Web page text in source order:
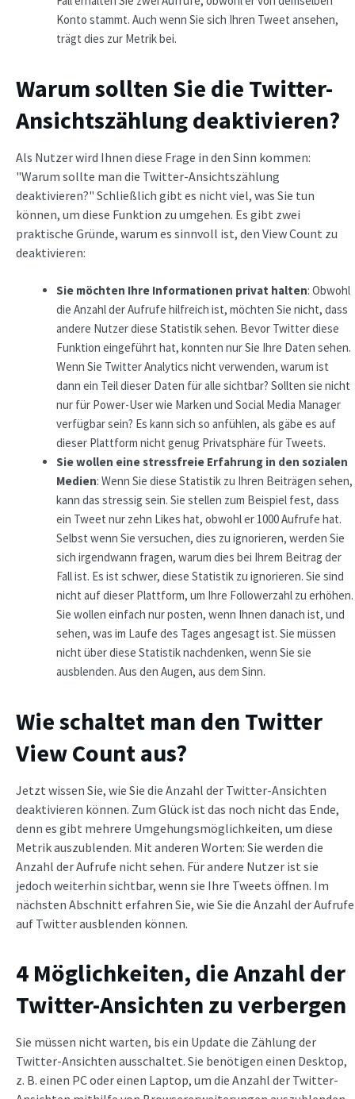
Konto stammt. Auch wenn Sie sich Ihren Tweet ansehen,
trägt dies zur Metrik bei.
Warum sollten Sie die Twitter-
Ansichtszählung deaktivieren?
Als Nutzer wird Ihnen diese Frage in den Sinn kommen:
"Warum sollte man die Twitter-Ansichtszählung
deaktivieren?" Schließlich gibt es nicht viel, was Sie tun
können, um diese Funktion zu umgehen. Es gibt zwei
praktische Gründe, warum es sinnvoll ist, den View Count zu
deaktivieren:
Sie möchten Ihre Informationen privat halten: Obwohl
die Anzahl der Aufrufe hilfreich ist, möchten Sie nicht, dass
andere Nutzer diese Statistik sehen. Bevor Twitter diese
Funktion eingeführt hat, konnten nur Sie Ihre Daten sehen.
Wenn Sie Twitter Analytics nicht verwenden, warum ist
dann ein Teil dieser Daten für alle sichtbar? Sollten sie nicht
nur für Power-User wie Marken und Social Media Manager
verfügbar sein? Es kann sich so anfühlen, als gäbe es auf
dieser Plattform nicht genug Privatsphäre für Tweets.
Sie wollen eine stressfreie Erfahrung in den sozialen
Medien: Wenn Sie diese Statistik zu Ihren Beiträgen sehen,
kann das stressig sein. Sie stellen zum Beispiel fest, dass
ein Tweet nur zehn Likes hat, obwohl er 1000 Aufrufe hat.
Selbst wenn Sie versuchen, dies zu ignorieren, werden Sie
sich irgendwann fragen, warum dies bei Ihrem Beitrag der
Fall ist. Es ist schwer, diese Statistik zu ignorieren. Sie sind
nicht auf dieser Plattform, um Ihre Followerzahl zu erhöhen.
Sie wollen einfach nur posten, wenn Ihnen danach ist, und
sehen, was im Laufe des Tages angesagt ist. Sie müssen
nicht über diese Statistik nachdenken, wenn Sie sie
ausblenden. Aus den Augen, aus dem Sinn.
Wie schaltet man den Twitter
View Count aus?
Jetzt wissen Sie, wie Sie die Anzahl der Twitter-Ansichten
deaktivieren können. Zum Glück ist das noch nicht das Ende,
denn es gibt mehrere Umgehungsmöglichkeiten, um diese
Metrik auszublenden. Mit anderen Worten: Sie werden die
Anzahl der Aufrufe nicht sehen. Für andere Nutzer ist sie
jedoch weiterhin sichtbar, wenn sie Ihre Tweets öffnen. Im
nächsten Abschnitt erfahren Sie, wie Sie die Anzahl der Aufrufe
auf Twitter ausblenden können.
4 Möglichkeiten, die Anzahl der
Twitter-Ansichten zu verbergen
Sie müssen nicht warten, bis ein Update die Zählung der
Twitter-Ansichten ausschaltet. Sie benötigen einen Desktop,
z. B. einen PC oder einen Laptop, um die Anzahl der Twitter-